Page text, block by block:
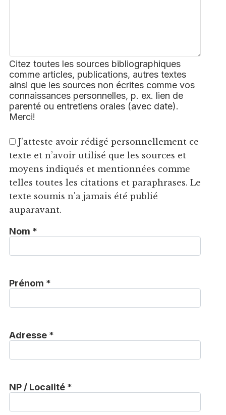
Citez toutes les sources bibliographiques
comme articles, publications, autres textes
ainsi que les sources non écrites comme vos
connaissances personnelles, p. ex. lien de
parenté ou entretiens orales (avec date).
Merci!
J'atteste avoir rédigé personnellement ce
texte et n’avoir utilisé que les sources et
moyens indiqués et mentionnées comme
telles toutes les citations et paraphrases. Le
texte soumis n'a jamais été publié
auparavant.
Nom *
Prénom *
Adresse *
NP / Localité *